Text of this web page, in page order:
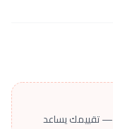
— تقييمك يساعد